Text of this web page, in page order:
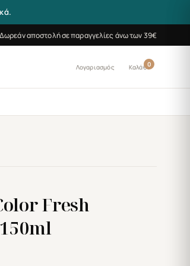
Δωρεάν αποστολή σε παραγγελίες άνω των 39€
Λογαριασμός 0
Καλάθι
Fresh